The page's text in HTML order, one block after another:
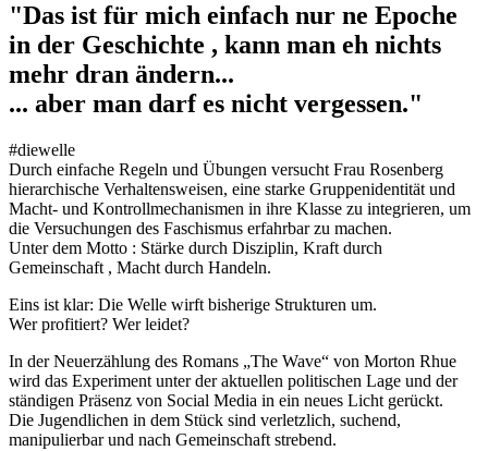
"Das ist für mich einfach nur ne Epoche
in der Geschichte , kann man eh nichts
mehr dran ändern...
... aber man darf es nicht vergessen."
#diewelle
Durch einfache Regeln und Übungen versucht Frau Rosenberg
hierarchische Verhaltensweisen, eine starke Gruppenidentität und
Macht- und Kontrollmechanismen in ihre Klasse zu integrieren, um
die Versuchungen des Faschismus erfahrbar zu machen.
Unter dem Motto : Stärke durch Disziplin, Kraft durch
Gemeinschaft , Macht durch Handeln.
Eins ist klar: Die Welle wirft bisherige Strukturen um.
Wer profitiert? Wer leidet?
In der Neuerzählung des Romans „The Wave“ von Morton Rhue
wird das Experiment unter der aktuellen politischen Lage und der
ständigen Präsenz von Social Media in ein neues Licht gerückt.
Die Jugendlichen in dem Stück sind verletzlich, suchend,
manipulierbar und nach Gemeinschaft strebend.